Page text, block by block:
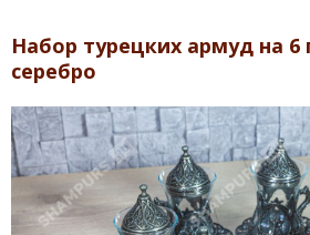
Набор турецких армуд на 6
серебро